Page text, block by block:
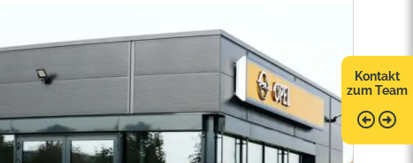
Kontakt
zum Team